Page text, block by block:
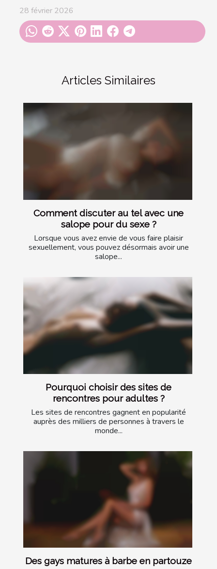
Articles Similaires
Comment discuter au tel avec une
salope pour du sexe ?
Lorsque vous avez envie de vous faire plaisir
sexuellement, vous pouvez désormais avoir une
salope...
Pourquoi choisir des sites de
rencontres pour adultes ?
Les sites de rencontres gagnent en popularité
auprès des milliers de personnes à travers le
monde...
Des gays matures à barbe en partouze
28 février 2026